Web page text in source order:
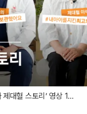
제대혈 스토리’ 영상 1…